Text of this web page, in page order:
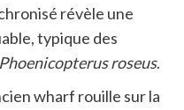
révèle une
typique des
Phoenicopterus roseus.
wharf rouille sur la